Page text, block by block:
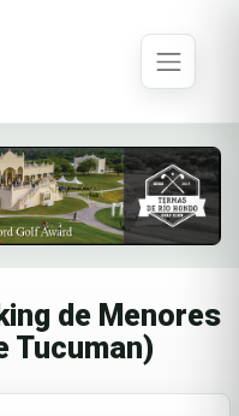
de Menores
Tucuman)